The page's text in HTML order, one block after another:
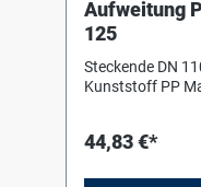
Aufweitung
125
Steckende DN
Kunststoff PP
44,83 €*